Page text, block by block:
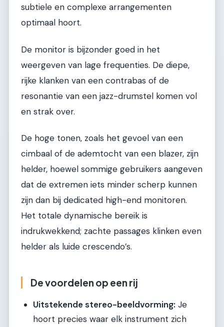
subtiele en complexe arrangementen
optimaal hoort.
De monitor is bijzonder goed in het
weergeven van lage frequenties. De diepe,
rijke klanken van een contrabas of de
resonantie van een jazz-drumstel komen vol
en strak over.
De hoge tonen, zoals het gevoel van een
cimbaal of de ademtocht van een blazer, zijn
helder, hoewel sommige gebruikers aangeven
dat de extremen iets minder scherp kunnen
zijn dan bij dedicated high-end monitoren.
Het totale dynamische bereik is
indrukwekkend; zachte passages klinken even
helder als luide crescendo’s.
De voordelen op een rij
Uitstekende stereo-beeldvorming: Je
hoort precies waar elk instrument zich